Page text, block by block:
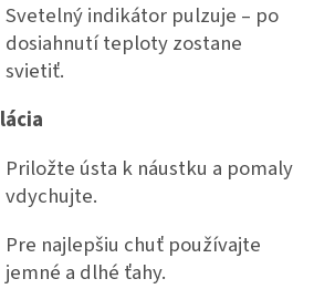
Svetelný indikátor pulzuje – po
dosiahnutí teploty zostane
svietiť.
Priložte ústa k náustku a pomaly
vdychujte.
Pre najlepšiu chuť používajte
jemné a dlhé ťahy.